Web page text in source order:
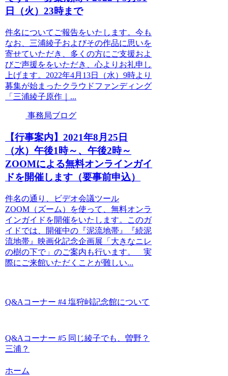
日（火）23時まで
件名についてご報告をいたします。今も
なお、三浦綾子およびその作品に思いを
寄せていただき、多くの方にご支援およ
びご声援ををいただき、心よりお礼申し
上げます。2022年4月13日（水）9時より
募集が始まったクラウドファンディング
「三浦綾子原作｜...
事務局ブログ
【行事案内】2021年8月25日
（水）午後1時～、午後2時～
ZOOMによる無料オンラインガイ
ドを開催します（要事前申込）
件名の通り、ビデオ会議ツール
ZOOM（ズーム）を使って、無料オンラ
インガイドを開催をいたします。このガ
イドでは、開催中の『泥流地帯』『続泥
流地帯』映画化記念企画展「大きなニレ
の樹の下で」のご案内も行います。 実
際にご来館いただくことが難しい...
Q&Aコーナー #4 塩狩峠記念館について
Q&Aコーナー #5 同じ綾子でも、曽野？
三浦？
ホーム